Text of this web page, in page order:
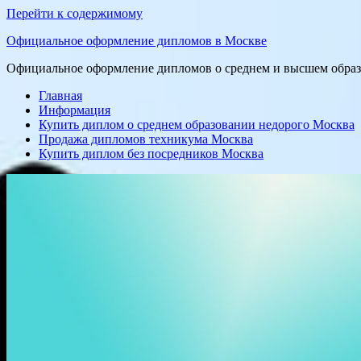
Перейти к содержимому
Официальное оформление дипломов в Москве
Официальное оформление дипломов о среднем и высшем
Главная
Информация
Купить диплом о среднем образовании недорого Москва
Продажа дипломов техникума Москва
Купить диплом без посредников Москва